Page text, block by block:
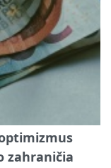
zahraničia